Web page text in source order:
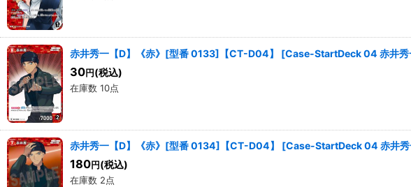
赤井秀一【D】《赤》[型番 0133]【CT-D04】 [Case-StartDeck 04 赤井秀
30円 (税込)
在庫数 10点
赤井秀一【D】《赤》[型番 0134]【CT-D04】 [Case-StartDeck 04 赤井秀
180円 (税込)
在庫数 2点